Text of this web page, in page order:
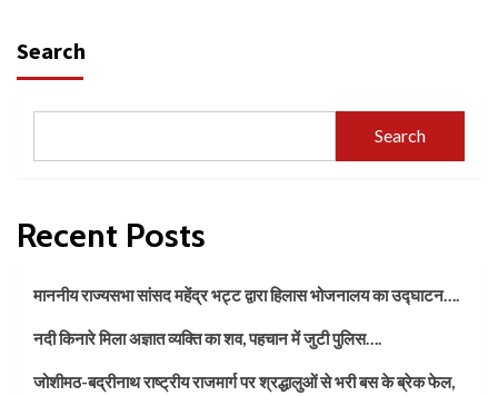
Search
Search
Recent Posts
माननीय राज्यसभा सांसद महेंद्र भट्ट द्वारा हिलास भोजनालय का उद्घाटन….
नदी किनारे मिला अज्ञात व्यक्ति का शव, पहचान में जुटी पुलिस….
जोशीमठ-बद्रीनाथ राष्ट्रीय राजमार्ग पर श्रद्धालुओं से भरी बस के ब्रेक फेल,